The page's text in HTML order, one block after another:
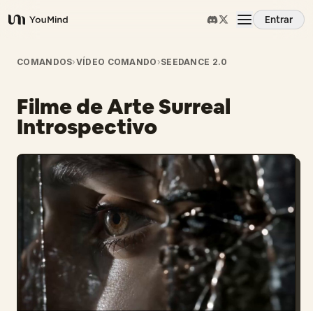
YouMind
Entrar
Visão Geral
Casos de Uso
Habilidades
Prompts
Preços
Baixar
COMANDOS›VÍDEO COMANDO ›SEEDANCE 2.0
Filme de Arte Surreal
Introspectivo